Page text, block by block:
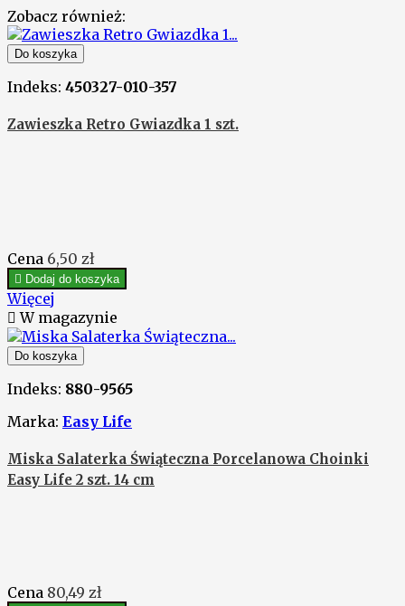
Zobacz również:
Do koszyka
Indeks: 450327-010-357
Zawieszka Retro Gwiazdka 1 szt.
Cena 6,50 zł
 Dodaj do koszyka
Więcej
 W magazynie
Do koszyka
Indeks: 880-9565
Marka: Easy Life
Miska Salaterka Świąteczna Porcelanowa Choinki
Easy Life 2 szt. 14 cm
Cena 80,49 zł